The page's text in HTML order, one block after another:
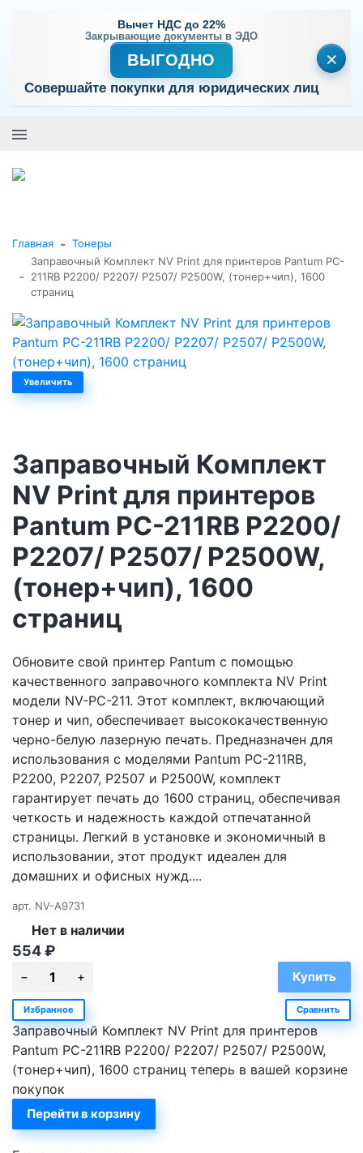
Вычет НДС до 22%
Закрывающие документы в ЭДО
ВЫГОДНО
Совершайте покупки для юридических лиц
×
Главная - Тонеры
-
Заправочный Комплект NV Print для принтеров Pantum PC-
211RB P2200/ P2207/ P2507/ P2500W, (тонер+чип), 1600
страниц
Увеличить
Заправочный Комплект
NV Print для принтеров
Pantum PC-211RB P2200/
P2207/ P2507/ P2500W,
(тонер+чип), 1600
страниц
Обновите свой принтер Pantum с помощью
качественного заправочного комплекта NV Print
модели NV-PC-211. Этот комплект, включающий
тонер и чип, обеспечивает высококачественную
черно-белую лазерную печать. Предназначен для
использования с моделями Pantum PC-211RB,
P2200, P2207, P2507 и P2500W, комплект
гарантирует печать до 1600 страниц, обеспечивая
четкость и надежность каждой отпечатанной
страницы. Легкий в установке и экономичный в
использовании, этот продукт идеален для
домашних и офисных нужд....
арт. NV-A9731
Нет в наличии
554₽
Избранное Сравнить
Заправочный Комплект NV Print для принтеров
Pantum PC-211RB P2200/ P2207/ P2507/ P2500W,
(тонер+чип), 1600 страниц теперь в вашей корзине
покупок
Перейти в корзину